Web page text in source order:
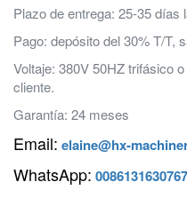
Plazo de entrega: 25-35 días
Pago: depósito del 30% T/T,
Voltaje: 380V 50HZ trifásico
cliente.
Garantía: 24 meses
Email: elaine@hx-
WhatsApp: